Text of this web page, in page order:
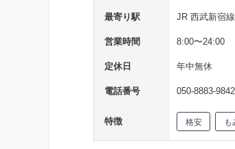
最寄り駅 JR 西武新宿
営業時間 8:00〜24:00
定休日 年中無休
電話番号 050-8883-9842
特徴 格安 も